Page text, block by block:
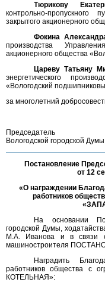
Тюрикову
контрольно-пропускного
закрытого акционерного
Фокина
производства
акционерного общества
Цареву Татьяну
энергетического
«Вологодский
за многолетний
Председатель
Вологодской городской Думы
Постановление
от 12
«О награждении
работников
На основании
городской Думы,
М.А. Иванова и в связи
машиностроителя
Наградить
работников общества с
КОТЕЛЬНАЯ»: